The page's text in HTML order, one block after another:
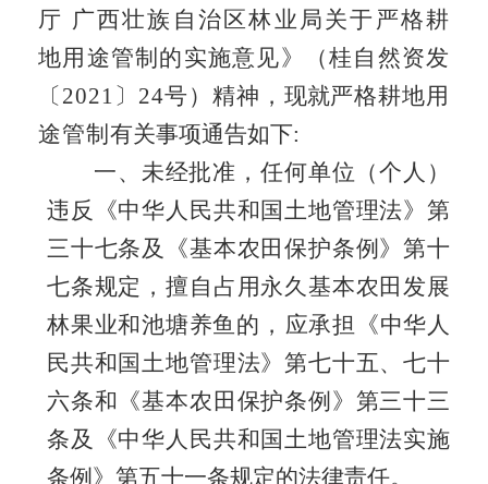
厅 广西壮族自治区林业局关于严格耕
地用途管制的实施意见》（桂自然资发
〔 2021 〕 24号）精神 ， 现就严格耕地用
途管制 有关事项通告如下:
一、 未经批准，任何单位（个人）
违反《中华人民共和国土地管理法》第
三十七条及《基本农田保护条例》第十
七条规定，擅自占用永久基本农田发展
林果业和池塘养鱼 的 ， 应承担《中华人
民共和国土地管理法》第七十五、七十
六条和 《基本农田保护条例》第三十三
条及
《中华人民共和国土地管理法实施
条例》第五十一条规定的法律责任。